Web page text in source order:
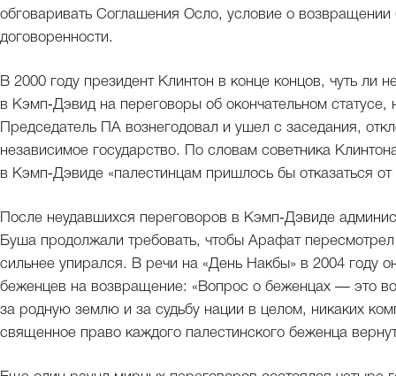
обговаривать Соглашения Осло, условие о
договоренности.
В 2000 году президент Клинтон в конце концов, чуть ли
в Кэмп‑Дэвид на переговоры об окончательном
Председатель ПА вознегодовал и ушел с заседания,
независимое государство. По словам советника
в Кэмп‑Дэвиде «палестинцам пришлось бы отказаться
После неудавшихся переговоров в Кэмп‑Дэвиде
Буша продолжали требовать, чтобы Арафат
сильнее упирался. В речи на «День Накбы» в 2004 году
беженцев на возвращение: «Вопрос о беженцах — это
за родную землю и за судьбу нации в целом, никаких
священное право каждого палестинского беженца